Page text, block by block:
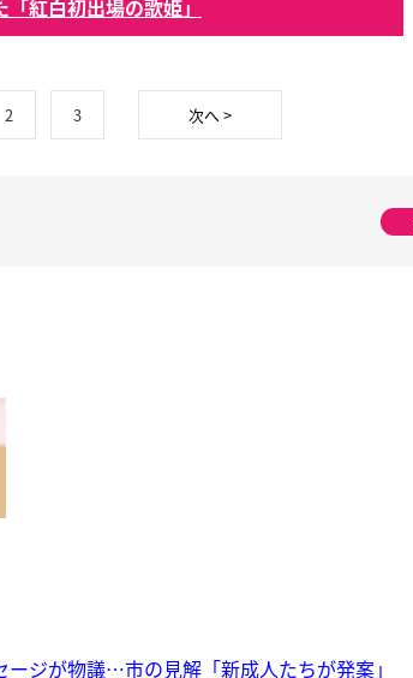
「紅白初出場の歌姫」
2 3 次へ >
ジが物議…市の見解「新成人たちが発案」